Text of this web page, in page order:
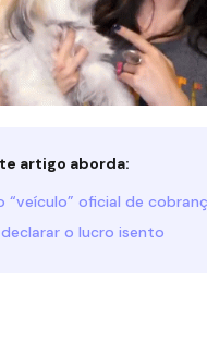
artigo aborda:
“veículo” oficial de
o lucro isento